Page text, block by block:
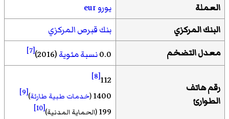
العملة
يوروeur
البنك المركزي
بنك قبرص المركزي
معدل التضخم
0.0نسبة مئوية(2016)
[7]
رقم هاتف
الطوارئ
112
[8]
1400
(خدمات طبية طارئة)
[9]
199(الحماية المدنية)[10]